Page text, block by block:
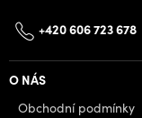
+420 606 723 678
O NÁS
Obchodní podmínky